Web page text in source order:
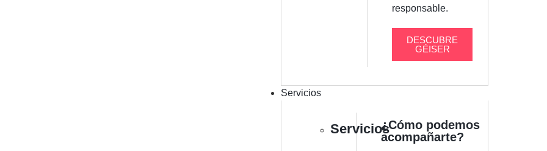
responsable.
DESCUBRE
GÉISER
Servicios
Servicios¿Cómo podemos
acompañarte?